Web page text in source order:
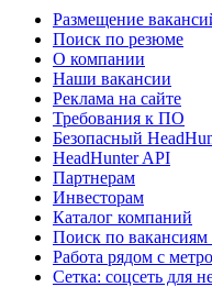
Размещение
Поиск по резюме
О компании
Наши вакансии
Реклама на сайте
Требования к ПО
Безопасный
HeadHunter API
Партнерам
Инвесторам
Каталог компаний
Поиск по вакансиям
Работа рядом с метро
Сетка: соцсеть для